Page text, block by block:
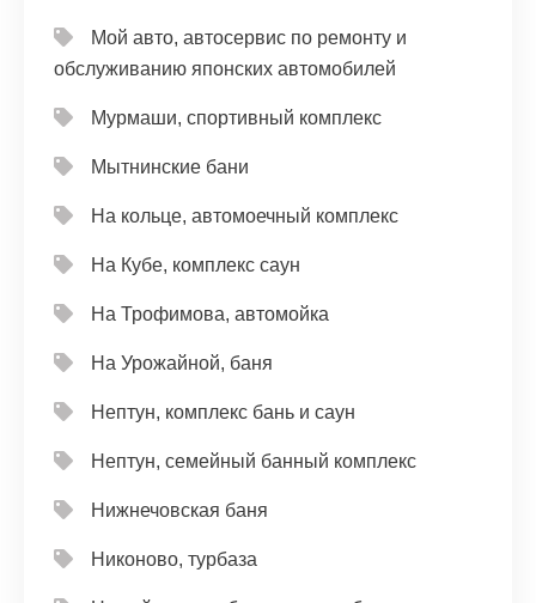
Мой авто, автосервис по ремонту и
обслуживанию японских автомобилей
Мурмаши, спортивный комплекс
Мытнинские бани
На кольце, автомоечный комплекс
На Кубе, комплекс саун
На Трофимова, автомойка
На Урожайной, баня
Нептун, комплекс бань и саун
Нептун, семейный банный комплекс
Нижнечовская баня
Никоново, турбаза